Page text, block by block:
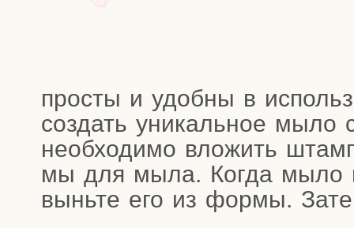
про­сты и удоб­ны в
создать уни­каль­ное мыло
необ­хо­ди­мо вло­жить
мы для мыла. Когда мыло
вынь­те его из фор­мы.